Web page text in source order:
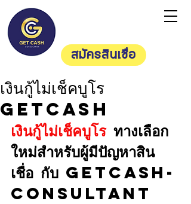
สมัครสินเชื่อ
เงินกู้ไม่เช็คบูโร
Getcash
เงินกู้ไม่เช็คบูโร ทางเลือก
ใหม่สำหรับผู้มีปัญหาสิน
เชื่อ กับ Getcash-
consultant